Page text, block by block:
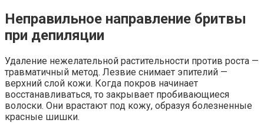
Неправильное направление бритвы
при депиляции
Удаление нежелательной растительности против роста —
травматичный метод. Лезвие снимает эпителий —
верхний слой кожи. Когда покров начинает
восстанавливаться, то закрывает пробивающиеся
волоски. Они врастают под кожу, образуя болезненные
красные шишки.